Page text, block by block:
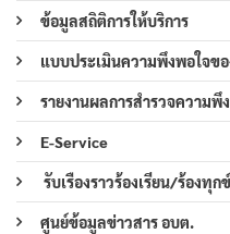
ข้อมูลสถิติการให้บริการ
แบบประเมินความพึงพอใจข
รายงานผลการสำรวจความพึ
E-Service
รับเรืองราวร้องเรียน/ร้องทุกข์
ศูนย์ข้อมูลข่าวสาร อบต.